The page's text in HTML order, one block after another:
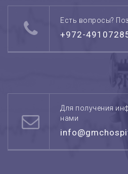
Есть вопросы?
+972-
Для получения
нами